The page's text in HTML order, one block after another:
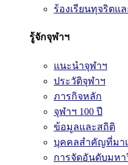
ร้องเรียนทุจริตแ
รู้จักจุฬาฯ
แนะนำจุฬาฯ
ประวัติจุฬาฯ
ภารกิจหลัก
จุฬาฯ 100 ปี
ข้อมูลและสถิติ
บุคคลสำคัญที่มา
การจัดอันดับมหา